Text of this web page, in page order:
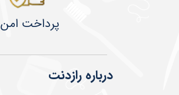
درباره رازدنت
پرداخت امن